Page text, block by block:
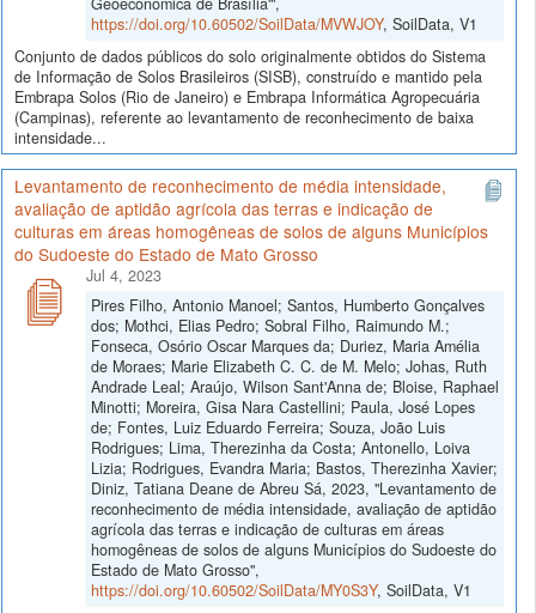
https://doi.org/10.60502/SoilData/MVWJOY, SoilData, V1
Conjunto de dados públicos do solo originalmente obtidos do Sistema
de Informação de Solos Brasileiros (SISB), construído e mantido pela
Embrapa Solos (Rio de Janeiro) e Embrapa Informática Agropecuária
(Campinas), referente ao levantamento de reconhecimento de baixa
intensidade...
Levantamento de reconhecimento de média intensidade,
avaliação de aptidão agrícola das terras e indicação de
culturas em áreas homogêneas de solos de alguns Municípios
do Sudoeste do Estado de Mato Grosso
Jul 4, 2023
Pires Filho, Antonio Manoel; Santos, Humberto Gonçalves
dos; Mothci, Elias Pedro; Sobral Filho, Raimundo M.;
Fonseca, Osório Oscar Marques da; Duriez, Maria Amélia
de Moraes; Marie Elizabeth C. C. de M. Melo; Johas, Ruth
Andrade Leal; Araújo, Wilson Sant'Anna de; Bloise, Raphael
Minotti; Moreira, Gisa Nara Castellini; Paula, José Lopes
de; Fontes, Luiz Eduardo Ferreira; Souza, João Luis
Rodrigues; Lima, Therezinha da Costa; Antonello, Loiva
Lizia; Rodrigues, Evandra Maria; Bastos, Therezinha Xavier;
Diniz, Tatiana Deane de Abreu Sá, 2023, "Levantamento de
reconhecimento de média intensidade, avaliação de aptidão
agrícola das terras e indicação de culturas em áreas
homogêneas de solos de alguns Municípios do Sudoeste do
Estado de Mato Grosso",
https://doi.org/10.60502/SoilData/MY0S3Y, SoilData, V1